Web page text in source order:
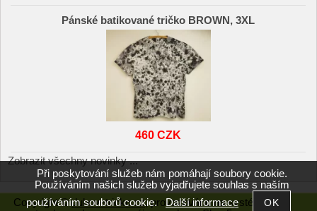
Pánské batikované tričko BROWN, 3XL
460 CZK
Zobrazit všechny novinky ...
Copyright ©duhovetricko.cz,provozováno na systému
Při poskytování služeb nám pomáhají soubory cookie.
Používáním našich služeb vyjadřujete souhlas s naším
používáním souborů cookie.Další informace